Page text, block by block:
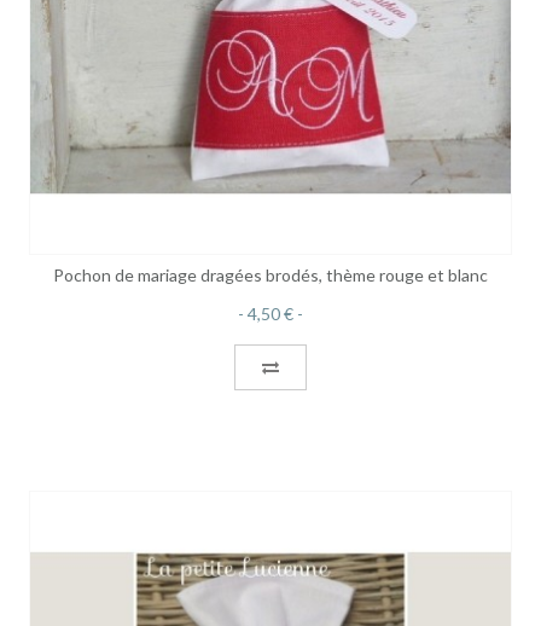
Pochon de mariage dragées brodés, thème rouge et blanc
4,50 €